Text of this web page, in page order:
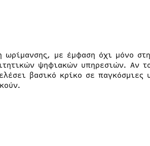
με έμφαση όχι μόνο
ψηφιακών υπηρεσιών. Αν
βασικό κρίκο σε παγκόσμιες